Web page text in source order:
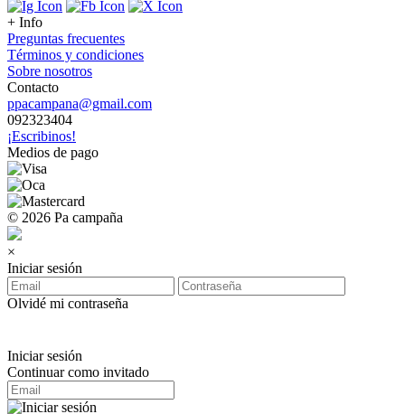
+ Info
Preguntas frecuentes
Términos y condiciones
Sobre nosotros
Contacto
ppacampana@gmail.com
092323404
¡Escribinos!
Medios de pago
© 2026 Pa campaña
×
Iniciar sesión
Olvidé mi contraseña
Iniciar sesión
Continuar como invitado